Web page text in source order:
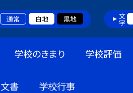
通常 白地 黒地 文字
学校のきまり 学校評価
書 学校行事